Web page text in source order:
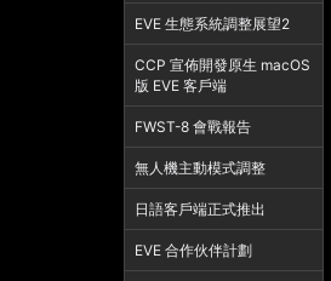
EVE 生態系統調整展望2
CCP 宣佈開發原生 macOS
版 EVE 客戶端
FWST-8 會戰報告
無人機主動模式調整
日語客戶端正式推出
EVE 合作伙伴計劃